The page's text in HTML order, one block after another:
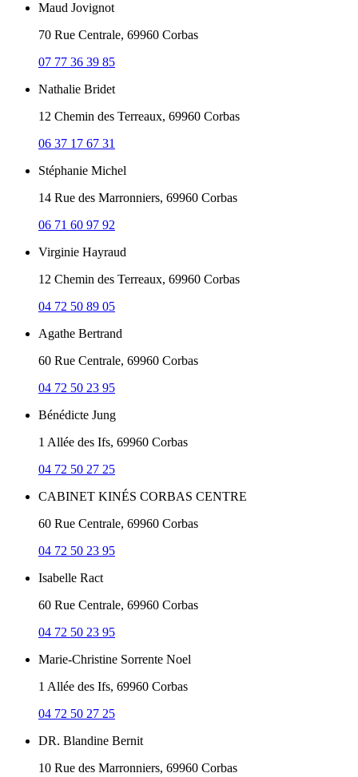
Maud Jovignot
70 Rue Centrale, 69960 Corbas
07 77 36 39 85
Nathalie Bridet
12 Chemin des Terreaux, 69960 Corbas
06 37 17 67 31
Stéphanie Michel
14 Rue des Marronniers, 69960 Corbas
06 71 60 97 92
Virginie Hayraud
12 Chemin des Terreaux, 69960 Corbas
04 72 50 89 05
Agathe Bertrand
60 Rue Centrale, 69960 Corbas
04 72 50 23 95
Bénédicte Jung
1 Allée des Ifs, 69960 Corbas
04 72 50 27 25
CABINET KINÉS CORBAS CENTRE
60 Rue Centrale, 69960 Corbas
04 72 50 23 95
Isabelle Ract
60 Rue Centrale, 69960 Corbas
04 72 50 23 95
Marie-Christine Sorrente Noel
1 Allée des Ifs, 69960 Corbas
04 72 50 27 25
DR. Blandine Bernit
10 Rue des Marronniers, 69960 Corbas